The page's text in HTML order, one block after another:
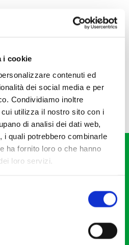
i cookie
contenuti ed
dei social media e per
Condividiamo inoltre
utilizza il nostro sito con i
di analisi dei dati web,
i quali potrebbero combinarle
ha fornito loro o che hanno
loro servizi.